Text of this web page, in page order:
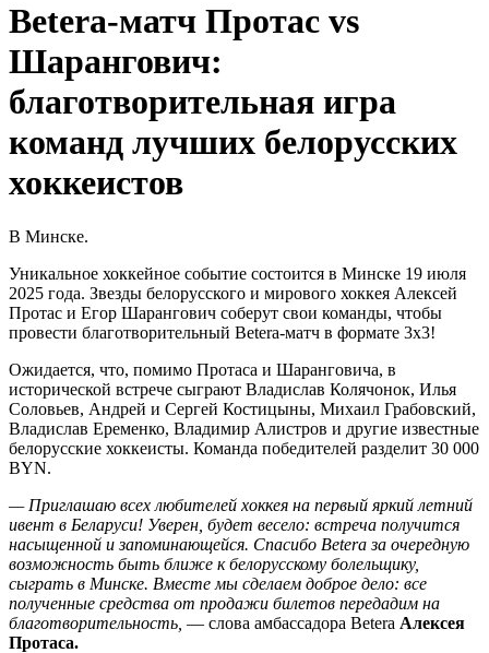
Betera-матч Протас vs
Шарангович:
благотворительная игра
команд лучших белорусских
хоккеистов
В Минске.
Уникальное хоккейное событие состоится в Минске 19 июля
2025 года. Звезды белорусского и мирового хоккея Алексей
Протас и Егор Шарангович соберут свои команды, чтобы
провести благотворительный Betera-матч в формате 3х3!
Ожидается, что, помимо Протаса и Шаранговича, в
исторической встрече сыграют Владислав Колячонок, Илья
Соловьев, Андрей и Сергей Костицыны, Михаил Грабовский,
Владислав Еременко, Владимир Алистров и другие известные
белорусские хоккеисты. Команда победителей разделит 30 000
BYN.
— Приглашаю всех любителей хоккея на первый яркий летний
ивент в Беларуси! Уверен, будет весело: встреча получится
насыщенной и запоминающейся. Спасибо Betera за очередную
возможность быть ближе к белорусскому болельщику,
сыграть в Минске. Вместе мы сделаем доброе дело: все
полученные средства от продажи билетов передадим на
благотворительность, — слова амбассадора Betera Алексея
Протаса.